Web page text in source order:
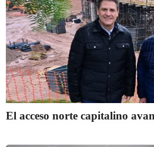
El acceso norte capitalino